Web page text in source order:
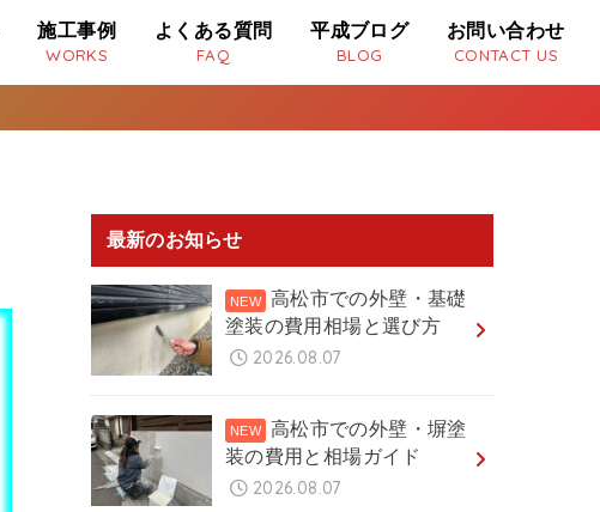
施工事例
WORKS
よくある質問
FAQ
平成ブログ
BLOG
お問い合わせ
CONTACT US
最新のお知らせ
高松市での外壁・基礎
塗装の費用相場と選び方
2026.08.07
高松市での外壁・塀塗
装の費用と相場ガイド
2026.08.07